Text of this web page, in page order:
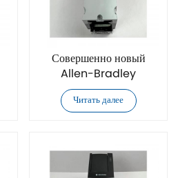
Совершенно новый
Allen-Bradley
20F11GD027AA0NNNNN
преобразователь частоты
Читать далее